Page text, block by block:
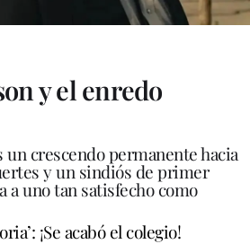
y el enredo
un crescendo permanente hacia
y un sindiós de primer
a uno tan satisfecho como
¡Se acabó el colegio!